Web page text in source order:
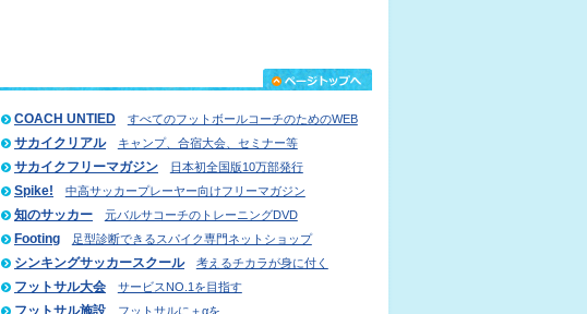
COACH UNTIED すべてのフットボールコーチのためのWEB
サカイクリアル キャンプ、合宿大会、セミナー等
サカイクフリーマガジン 日本初全国版10万部発行
Spike! 中高サッカープレーヤー向けフリーマガジン
知のサッカー 元バルサコーチのトレーニングDVD
Footing 足型診断できるスパイク専門ネットショップ
シンキングサッカースクール 考えるチカラが身に付く
フットサル大会 サービスNO.1を目指す
フットサル施設 フットサルに＋αを